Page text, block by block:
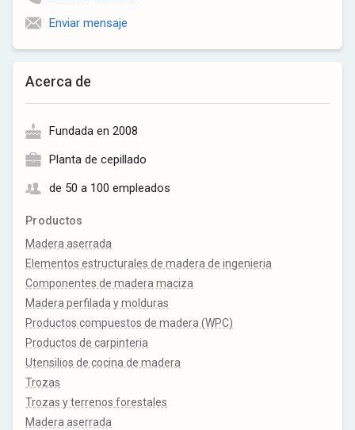
Acerca de
Fundada en 2008
Planta de cepillado
de 50 a 100 empleados
Productos
Madera aserrada
Elementos estructurales de madera de ingenieria
Componentes de madera maciza
Madera perfilada y molduras
Productos compuestos de madera (WPC)
Productos de carpinteria
Utensilios de cocina de madera
Trozas
Trozas y terrenos forestales
Madera aserrada
Enviar mensaje